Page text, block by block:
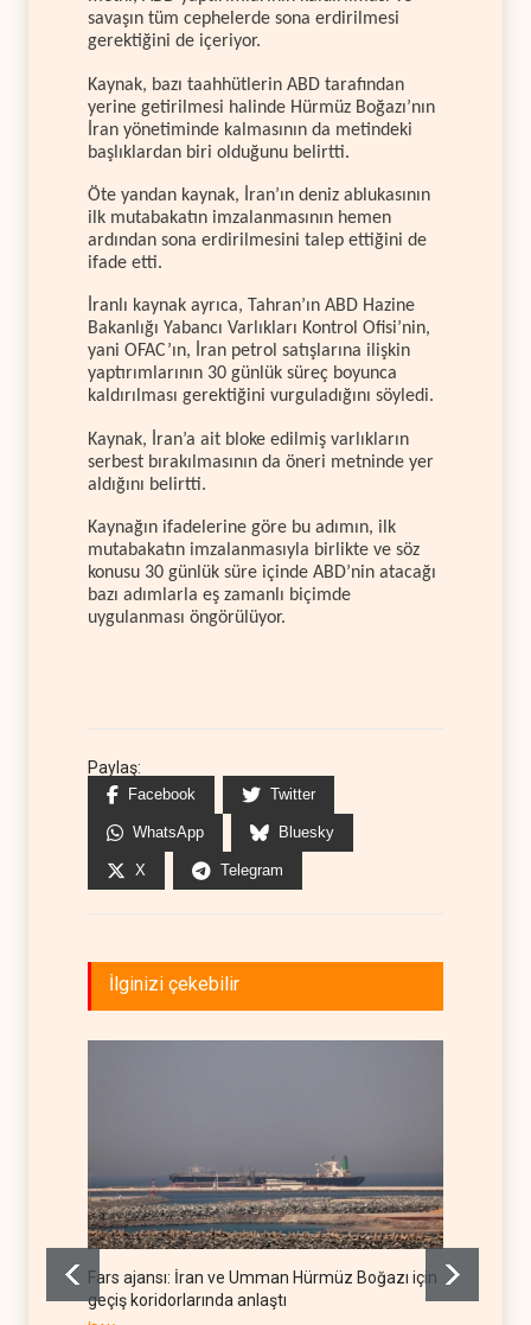
savaşın tüm cephelerde sona erdirilmesi
gerektiğini de içeriyor.
Kaynak, bazı taahhütlerin ABD tarafından
yerine getirilmesi halinde Hürmüz Boğazı’nın
İran yönetiminde kalmasının da metindeki
başlıklardan biri olduğunu belirtti.
Öte yandan kaynak, İran’ın deniz ablukasının
ilk mutabakatın imzalanmasının hemen
ardından sona erdirilmesini talep ettiğini de
ifade etti.
İranlı kaynak ayrıca, Tahran’ın ABD Hazine
Bakanlığı Yabancı Varlıkları Kontrol Ofisi’nin,
yani OFAC’ın, İran petrol satışlarına ilişkin
yaptırımlarının 30 günlük süreç boyunca
kaldırılması gerektiğini vurguladığını söyledi.
Kaynak, İran’a ait bloke edilmiş varlıkların
serbest bırakılmasının da öneri metninde yer
aldığını belirtti.
Kaynağın ifadelerine göre bu adımın, ilk
mutabakatın imzalanmasıyla birlikte ve söz
konusu 30 günlük süre içinde ABD’nin atacağı
bazı adımlarla eş zamanlı biçimde
uygulanması öngörülüyor.
Paylaş:
Facebook Twitter
WhatsApp Bluesky
X Telegram
İlginizi çekebilir
Fars ajansı: İran ve Umman Hürmüz Boğazı için
geçiş koridorlarında anlaştı